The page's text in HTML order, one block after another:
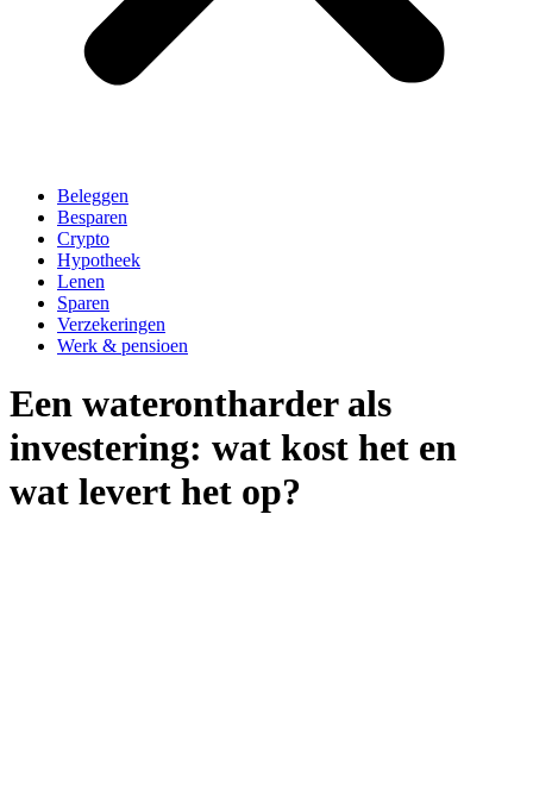
Beleggen
Besparen
Crypto
Hypotheek
Lenen
Sparen
Verzekeringen
Werk & pensioen
Een waterontharder als
investering: wat kost het en
wat levert het op?